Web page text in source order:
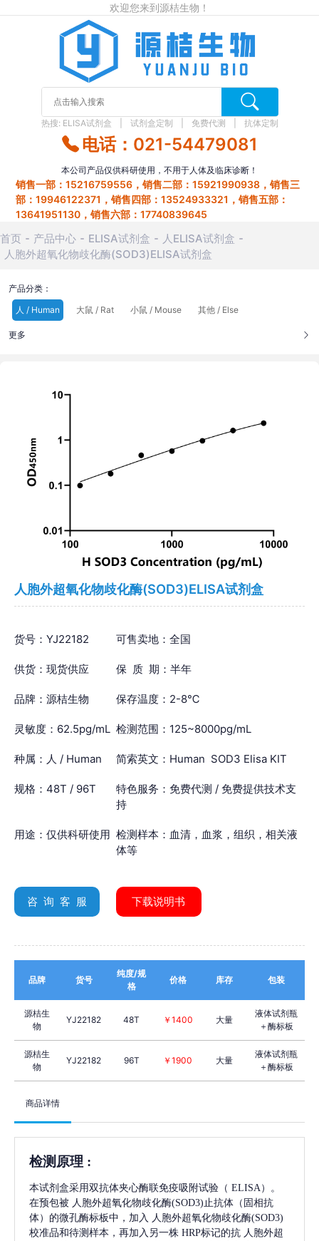
欢迎您来到源桔生物！
热搜: ELISA试剂盒 试剂盒定制 免费代测 抗体定制
电话：021-54479081
本公司产品仅供科研使用，不用于人体及临床诊断！
销售一部：15216759556，销售二部：15921990938，销售三
部：19946122371，销售四部：13524933321，销售五部：
13641951130，销售六部：17740839645
首页 产品中心 ELISA试剂盒
人ELISA试剂盒
人胞外超氧化物歧化酶(SOD3)ELISA试剂盒
产品分类：
人 / Human
大鼠 / Rat 小鼠 / Mouse 其他 / Else
更多
人胞外超氧化物歧化酶(SOD3)ELISA试剂盒
货号：YJ22182 可售卖地：全国
供货：现货供应 保 质 期：半年
品牌：源桔生物 保存温度：2-8℃
灵敏度：62.5pg/mL 检测范围：125~8000pg/mL
种属：人 / Human 简索英文：Human SOD3 Elisa KIT
规格：48T / 96T
特色服务：免费代测 / 免费提供技术支
持
用途：仅供科研使用 检测样本：血清，血浆，组织，相关液
体等
咨 询 客 服 下载说明书
品牌 货号
纯度/规
格
价格 库存 包装
源桔生
物
YJ22182 48T ￥1400 大量
液体试剂瓶
＋酶标板
源桔生
物
YJ22182 96T ￥1900 大量
液体试剂瓶
＋酶标板
商品详情
检测原理 :
本试剂盒采用双抗体夹心酶联免疫吸附试验（ ELISA）。
在预包被 人胞外超氧化物歧化酶(SOD3) 止抗体（固相抗
体）的微孔酶标板中，加入
人胞外超氧化物歧化酶(SOD3)
校准品和待测样本，再加入另一株 HRP标记的抗 人胞外超